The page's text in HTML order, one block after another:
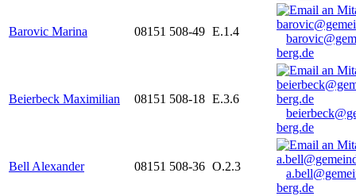
Barovic Marina 08151 508-49 E.1.4
berg.de
Beierbeck Maximilian 08151 508-18 E.3.6
berg.de
Bell Alexander 08151 508-36 O.2.3
berg.de